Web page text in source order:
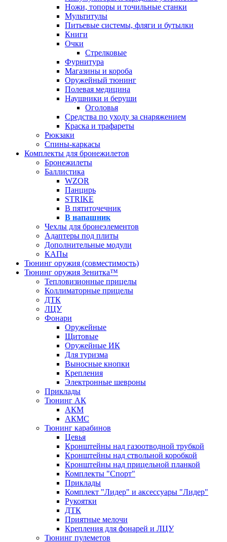
Ножи, топоры и точильные станки
Мультитулы
Питьевые системы, фляги и бутылки
Книги
Очки
Стрелковые
Фурнитура
Магазины и короба
Оружейный тюнинг
Полевая медицина
Наушники и беруши
Оголовья
Средства по уходу за снаряжением
Краска и трафареты
Рюкзаки
Спины-каркасы
Комплекты для бронежилетов
Бронежилеты
Баллистика
WZOR
Панцирь
STRIKE
В пятиточечник
В напашник
Чехлы для бронеэлементов
Адаптеры под плиты
Дополнительные модули
КАПы
Тюнинг оружия (совместимость)
Тюнинг оружия Зенитка™
Тепловизионные прицелы
Коллиматорные прицелы
ДТК
ЛЦУ
Фонари
Оружейные
Щитовые
Оружейные ИК
Для туризма
Выносные кнопки
Крепления
Электронные шевроны
Приклады
Тюнинг АК
АКМ
АКМС
Тюнинг карабинов
Цевья
Кронштейны над газоотводной трубкой
Кронштейны над ствольной коробкой
Кронштейны над прицельной планкой
Комплекты "Спорт"
Приклады
Комплект "Лидер" и аксессуары "Лидер"
Рукоятки
ДТК
Приятные мелочи
Крепления для фонарей и ЛЦУ
Тюнинг пулеметов